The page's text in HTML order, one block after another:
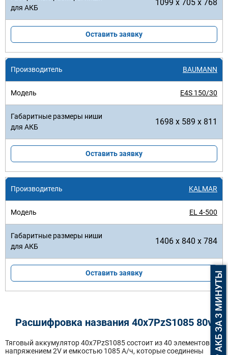
1099 x 705 x 768
Оставить заявку
BAUMANN
E4S 150/30
1698 x 589 x 811
Оставить заявку
KALMAR
EL 4-500
1406 x 840 x 784
Оставить заявку
Расшифровка названия 40х7PzS1085 80v
Тяговый аккумулятор 40x7PzS1085 состоит из 40 элементов
напряжением 2V и емкостью 1085 А/ч, которые соединены